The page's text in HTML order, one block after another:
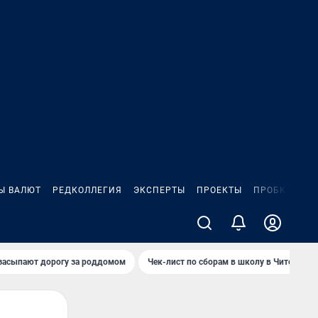
ВАЛЮТ РЕДКОЛЛЕГИЯ ЭКСПЕРТЫ ПРОЕКТЫ ПРОБКИ
дорогу за роддомом Чек-лист по сборам в школу в Чите